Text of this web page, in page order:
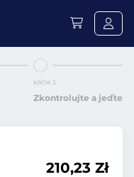
KROK 3
Zkontrolujte a jeďte
210,23 Zł